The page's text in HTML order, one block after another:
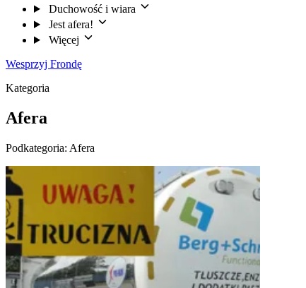
Duchowość i wiara
Jest afera!
Więcej
Wesprzyj Frondę
Kategoria
Afera
Podkategoria: Afera